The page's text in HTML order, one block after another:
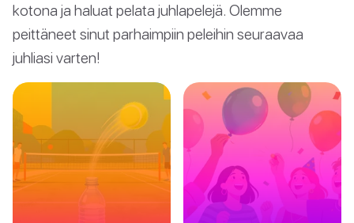
kotona ja haluat pelata juhlapelejä. Olemme
peittäneet sinut parhaimpiin peleihin seuraavaa
juhliasi varten!